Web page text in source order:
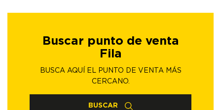
Buscar punto de venta
Fila
BUSCA AQUÍ EL PUNTO DE VENTA MÁS
CERCANO.
BUSCAR